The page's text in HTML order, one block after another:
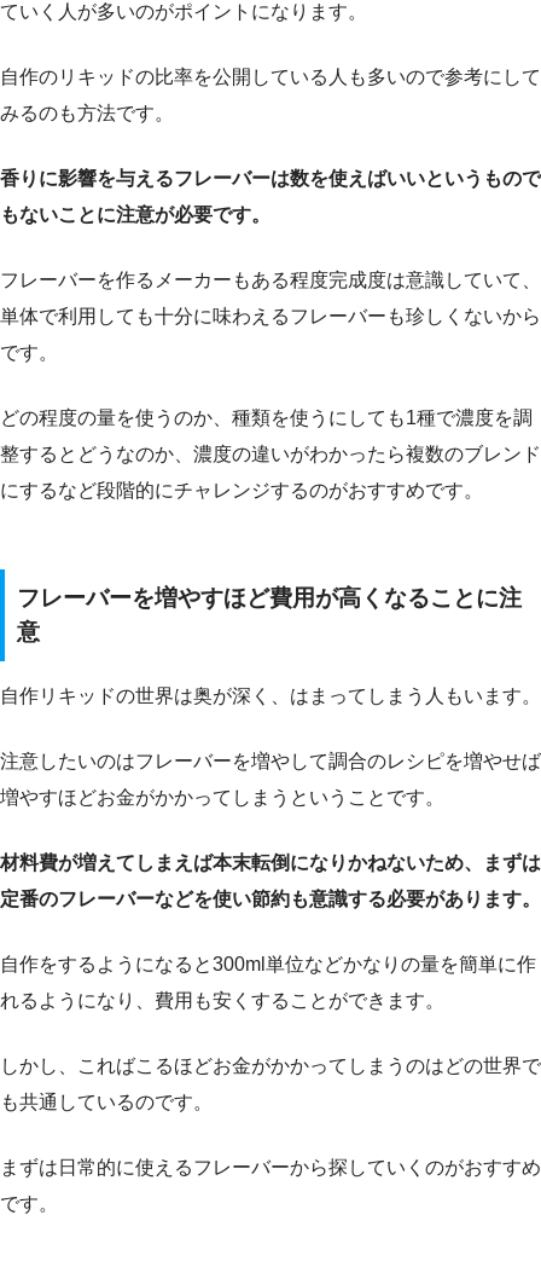
ていく人が多いのがポイントになります。
自作のリキッドの比率を公開している人も多いので参考にして
みるのも方法です。
香りに影響を与えるフレーバーは数を使えばいいというもので
もないことに注意が必要です。
フレーバーを作るメーカーもある程度完成度は意識していて、
単体で利用しても十分に味わえるフレーバーも珍しくないから
です。
どの程度の量を使うのか、種類を使うにしても1種で濃度を調
整するとどうなのか、濃度の違いがわかったら複数のブレンド
にするなど段階的にチャレンジするのがおすすめです。
フレーバーを増やすほど費用が高くなることに注
意
自作リキッドの世界は奥が深く、はまってしまう人もいます。
注意したいのはフレーバーを増やして調合のレシピを増やせば
増やすほどお金がかかってしまうということです。
材料費が増えてしまえば本末転倒になりかねないため、まずは
定番のフレーバーなどを使い節約も意識する必要があります。
自作をするようになると300ml単位などかなりの量を簡単に作
れるようになり、費用も安くすることができます。
しかし、こればこるほどお金がかかってしまうのはどの世界で
も共通しているのです。
まずは日常的に使えるフレーバーから探していくのがおすすめ
です。